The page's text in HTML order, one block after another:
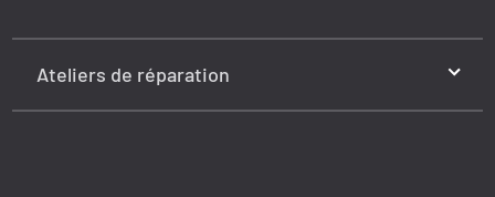
Ateliers de réparation